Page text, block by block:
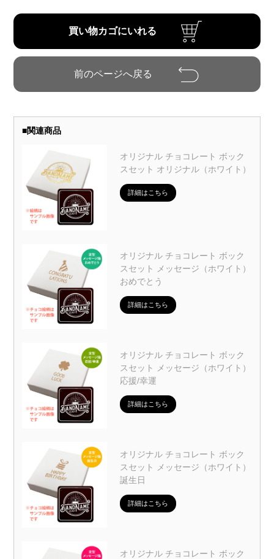
■関連商品
オリジナル チョコレート ボック
スセット オリジナル（ホワイト）
詳細はこちら
オリジナル チョコレート ボック
スセット メッセージ（ホワイト）
おめでとう
詳細はこちら
オリジナル チョコレート ボック
スセット メッセージ（ホワイト）
応援/幸運
詳細はこちら
オリジナル チョコレート ボック
スセット メッセージ（ホワイト）
誕生日
詳細はこちら
オリジナル チョコレート ボック